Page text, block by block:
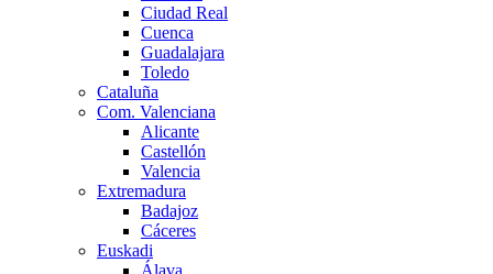
Ciudad Real
Cuenca
Guadalajara
Toledo
Cataluña
Com. Valenciana
Alicante
Castellón
Valencia
Extremadura
Badajoz
Cáceres
Euskadi
Álava